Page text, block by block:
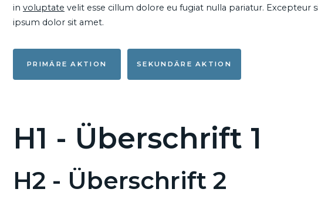
in voluptate velit esse cillum dolore eu fugiat nulla pariatur.
ipsum dolor sit amet.
PRIMÄRE AKTION SEKUNDÄRE AKTION
H1 - Überschrift 1
H2 - Überschrift 2